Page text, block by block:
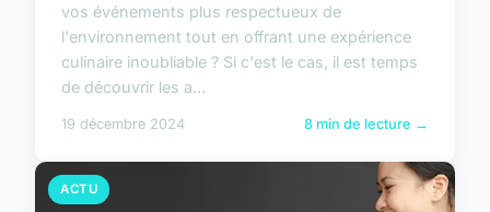
vos événements plus respectueux de
l'environnement tout en offrant une expérience
culinaire inoubliable ? Si c'est le cas, il est temps
de découvrir les a...
19 décembre 2024 8 min de lecture →
ACTU